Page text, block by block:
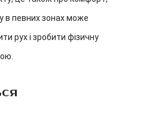
в певних зонах може
рух і зробити фізичну